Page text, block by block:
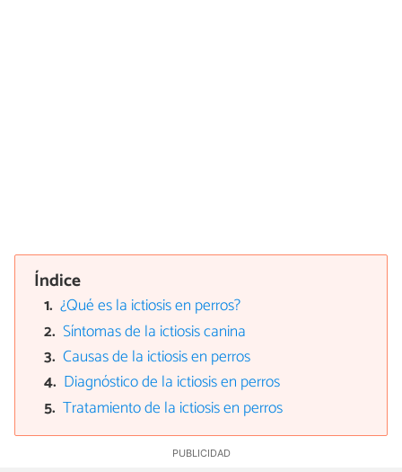
Índice
¿Qué es la ictiosis en perros?
Síntomas de la ictiosis canina
Causas de la ictiosis en perros
Diagnóstico de la ictiosis en perros
Tratamiento de la ictiosis en perros